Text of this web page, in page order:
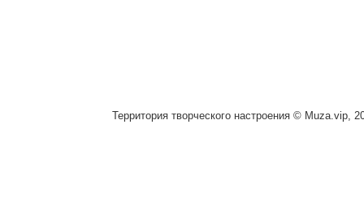
Территория творческого настроения © Muza.vip,